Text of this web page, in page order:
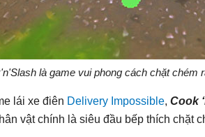
là game vui phong cách chặt chém
lái xe điên Delivery Impossible, Cook
vật chính là siêu đầu bếp thích chặt